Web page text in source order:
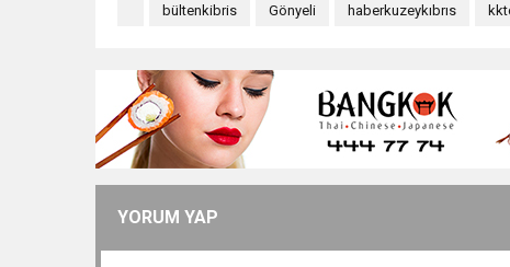
bültenkibris Gönyeli haberkuzeykıbrıs
YORUM YAP